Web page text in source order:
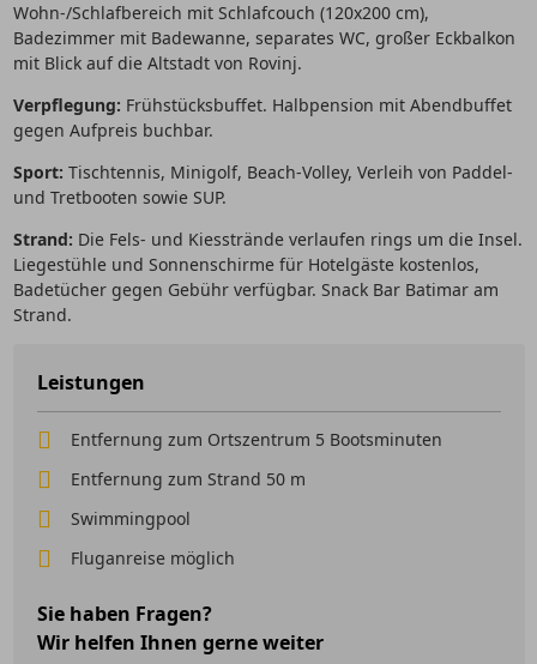
Wohn-/Schlafbereich mit Schlafcouch (120x200 cm),
Badezimmer mit Badewanne, separates WC, großer Eckbalkon
mit Blick auf die Altstadt von Rovinj.
Verpflegung: Frühstücksbuffet. Halbpension mit Abendbuffet
gegen Aufpreis buchbar.
Sport: Tischtennis, Minigolf, Beach-Volley, Verleih von Paddel-
und Tretbooten sowie SUP.
Strand: Die Fels- und Kiesstrände verlaufen rings um die Insel.
Liegestühle und Sonnenschirme für Hotelgäste kostenlos,
Badetücher gegen Gebühr verfügbar. Snack Bar Batimar am
Strand.
Leistungen
Entfernung zum Ortszentrum 5 Bootsminuten
Entfernung zum Strand 50 m
Swimmingpool
Fluganreise möglich
Sie haben Fragen?
Wir helfen Ihnen gerne weiter